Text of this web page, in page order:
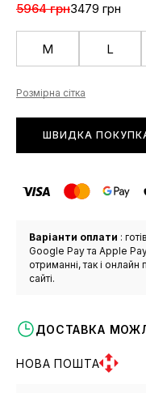
5964 грн3479 грн
M L
Розмірна сітка
ШВИДКА
Варіанти оплати :
Google Pay та Apple
отриманні, так і
сайті.
ДОСТАВКА
НОВА ПОШТА